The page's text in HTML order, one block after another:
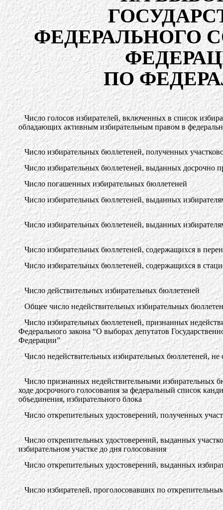
ФЕДЕРАЛЬНОГО
ПО
Число голосов избирателей, включенных в список
обладающих активным избирательным правом в
Число избирательных бюллетеней, полученных
Число избирательных бюллетеней, выданных досрочно
Число погашенных избирательных бюллетеней
Число избирательных бюллетеней, выданных
Число избирательных бюллетеней, выданных
Число избирательных бюллетеней, содержащихся в
Число избирательных бюллетеней, содержащихся в
Число действительных избирательных бюллетеней
Общее число недействительных избирательных
Число избирательных бюллетеней, признанных
Федерального закона “О выборах депутатов
Федерации”
Число недействительных избирательных бюллетеней,
Число признанных недействительными избирательных
ходе досрочного голосования за федеральный список
объединения, избирательного блока
Число открепительных удостоверений, полученных
Число открепительных удостоверений, выданных
избирательном участке до дня голосования
Число открепительных удостоверений, выданных
Число избирателей, проголосовавших по